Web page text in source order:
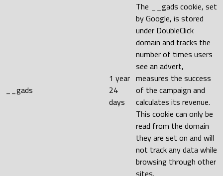
__gads
1 year
24
days
The __gads cookie, set
by Google, is stored
under DoubleClick
domain and tracks the
number of times users
see an advert,
measures the success
of the campaign and
calculates its revenue.
This cookie can only be
read from the domain
they are set on and will
not track any data while
browsing through other